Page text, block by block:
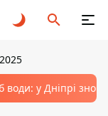
води: у Дніпрі